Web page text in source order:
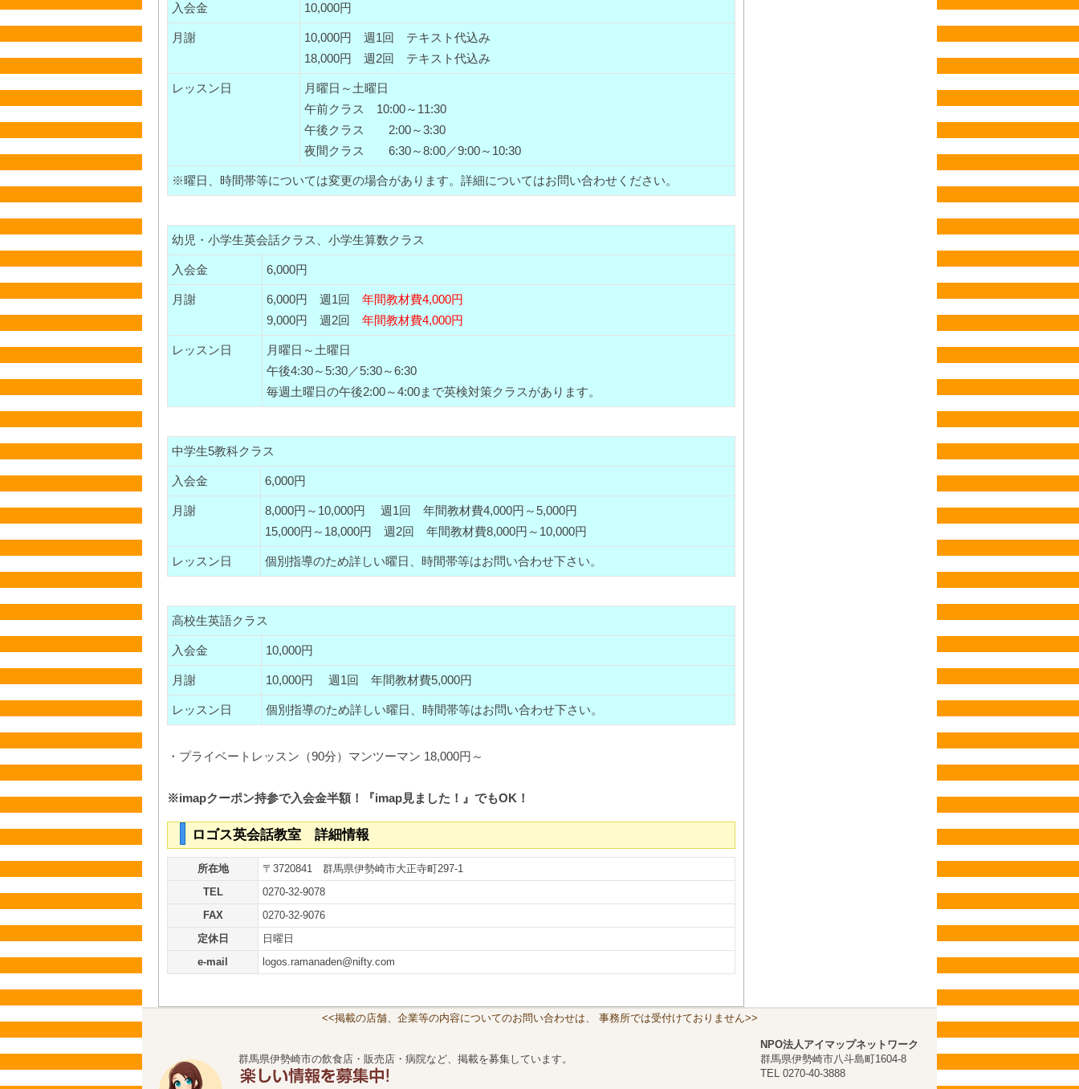
入会金 10,000円
月謝
10,000円 週1回 テキスト代込み
18,000円 週2回 テキスト代込み
レッスン日
月曜日～土曜日
午前クラス 10:00～11:30
午後クラス 2:00～3:30
夜間クラス 6:30～8:00／9:00～10:30
※曜日、時間帯等については変更の場合があります。詳細についてはお問い合わせください。
幼児・小学生英会話クラス、小学生算数クラス
入会金 6,000円
月謝 6,000円 週1回 年間教材費4,000円
9,000円 週2回 年間教材費4,000円
レッスン日
月曜日～土曜日
午後4:30～5:30／5:30～6:30
毎週土曜日の午後2:00～4:00まで英検対策クラスがあります。
中学生5教科クラス
入会金 6,000円
月謝 8,000円～10,000円 週1回 年間教材費4,000円～5,000円
15,000円～18,000円 週2回 年間教材費8,000円～10,000円
レッスン日 個別指導のため詳しい曜日、時間帯等はお問い合わせ下さい。
高校生英語クラス
入会金 10,000円
月謝 10,000円 週1回 年間教材費5,000円
レッスン日 個別指導のため詳しい曜日、時間帯等はお問い合わせ下さい。
・プライベートレッスン（90分）マンツーマン 18,000円～
※imapクーポン持参で入会金半額！『imap見ました！』でもOK！
ロゴス英会話教室 詳細情報
所在地
〒3720841 群馬県伊勢崎市大正寺町297-1
TEL
0270-32-9078
FAX
0270-32-9076
定休日
日曜日
e-mail
logos.ramanaden@nifty.com
<<掲載の店舗、企業等の内容についてのお問い合わせは、 事務所では受付けておりません>>
群馬県伊勢崎市の飲食店・販売店・病院など、掲載を募集しています。
NPO法人アイマップネットワーク
群馬県伊勢崎市八斗島町1604-8
TEL 0270-40-3888